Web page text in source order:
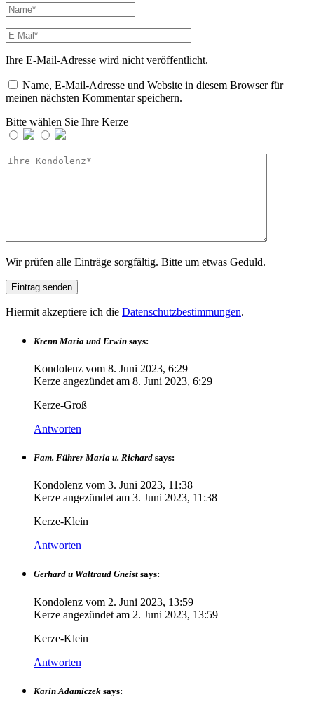
Ihre E-Mail-Adresse wird nicht veröffentlicht.
Name, E-Mail-Adresse und Website in diesem Browser für
meinen nächsten Kommentar speichern.
Bitte wählen Sie Ihre Kerze
Wir prüfen alle Einträge sorgfältig. Bitte um etwas Geduld.
Hiermit akzeptiere ich die Datenschutzbestimmungen.
Krenn Maria und Erwin says:
Kondolenz vom 8. Juni 2023, 6:29
Kerze angezündet am 8. Juni 2023, 6:29
Kerze-Groß
Antworten
Fam. Führer Maria u. Richard says:
Kondolenz vom 3. Juni 2023, 11:38
Kerze angezündet am 3. Juni 2023, 11:38
Kerze-Klein
Antworten
Gerhard u Waltraud Gneist says:
Kondolenz vom 2. Juni 2023, 13:59
Kerze angezündet am 2. Juni 2023, 13:59
Kerze-Klein
Antworten
Karin Adamiczek says: